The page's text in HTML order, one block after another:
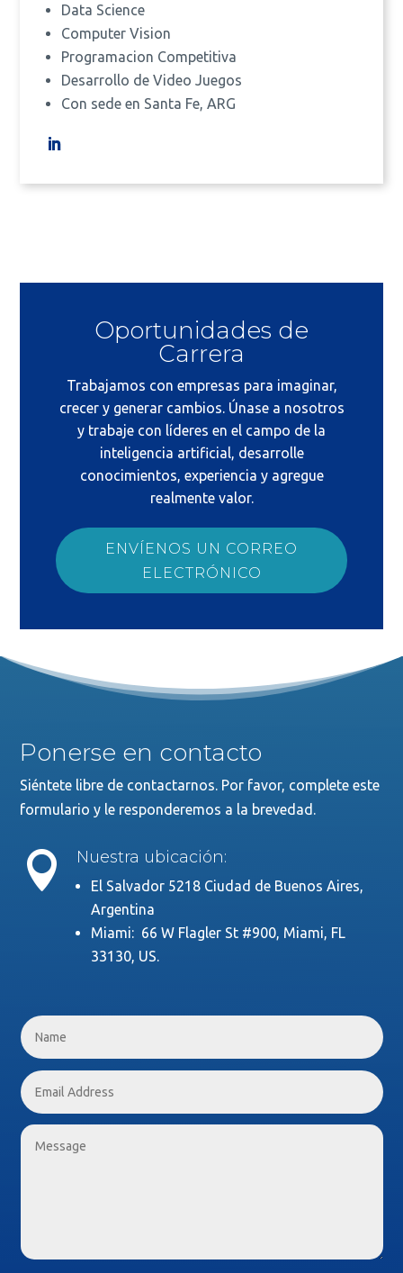
Data Science
Computer Vision
Programacion Competitiva
Desarrollo de Video Juegos
Con sede en Santa Fe, ARG
Oportunidades de
Carrera
Trabajamos con empresas para imaginar,
crecer y generar cambios. Únase a nosotros
y trabaje con líderes en el campo de la
inteligencia artificial, desarrolle
conocimientos, experiencia y agregue
realmente valor.
ENVÍENOS UN CORREO
ELECTRÓNICO
Ponerse en contacto
Siéntete libre de contactarnos. Por favor, complete este
formulario y le responderemos a la brevedad.
 Nuestra ubicación:
El Salvador 5218 Ciudad de Buenos Aires,
Argentina
Miami: 66 W Flagler St #900, Miami, FL
33130, US.